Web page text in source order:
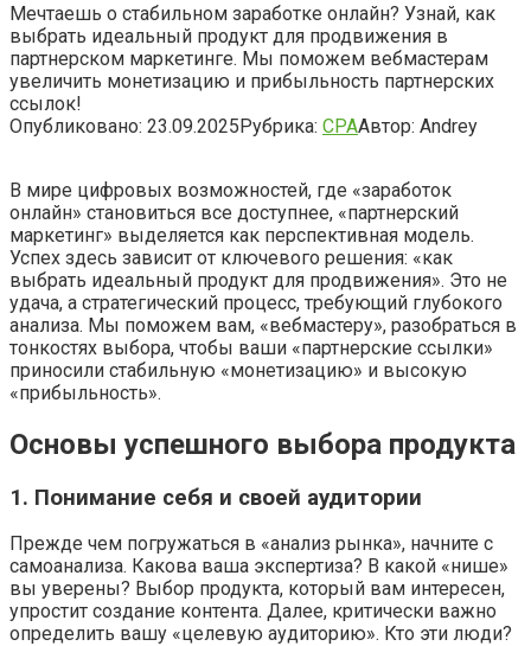
Мечтаешь о стабильном заработке онлайн? Узнай, как
выбрать идеальный продукт для продвижения в
партнерском маркетинге. Мы поможем вебмастерам
увеличить монетизацию и прибыльность партнерских
ссылок!
Опубликовано: 23.09.2025Рубрика: CPAАвтор: Andrey
В мире цифровых возможностей, где «заработок
онлайн» становиться все доступнее, «партнерский
маркетинг» выделяется как перспективная модель.
Успех здесь зависит от ключевого решения: «как
выбрать идеальный продукт для продвижения». Это не
удача, а стратегический процесс, требующий глубокого
анализа. Мы поможем вам, «вебмастеру», разобраться в
тонкостях выбора, чтобы ваши «партнерские ссылки»
приносили стабильную «монетизацию» и высокую
«прибыльность».
Основы успешного выбора продукта
1. Понимание себя и своей аудитории
Прежде чем погружаться в «анализ рынка», начните с
самоанализа. Какова ваша экспертиза? В какой «нише»
вы уверены? Выбор продукта, который вам интересен,
упростит создание контента. Далее, критически важно
определить вашу «целевую аудиторию». Кто эти люди?